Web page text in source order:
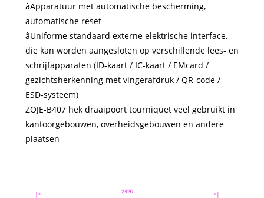
âApparatuur met automatische bescherming,
automatische reset
âUniforme standaard externe elektrische interface,
die kan worden aangesloten op verschillende lees- en
schrijfapparaten (ID-kaart / IC-kaart / EMcard /
gezichtsherkenning met vingerafdruk / QR-code /
ESD-systeem)
ZOJE-B407 hek draaipoort tourniquet veel gebruikt in
kantoorgebouwen, overheidsgebouwen en andere
plaatsen